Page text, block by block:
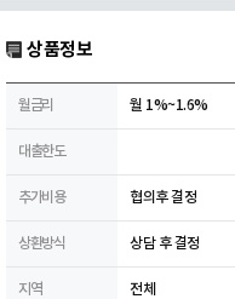
상품정보
월금리 월 1%~1.6%
대출한도
추가비용 협의후 결정
상환방식 상담 후 결정
지역 전체